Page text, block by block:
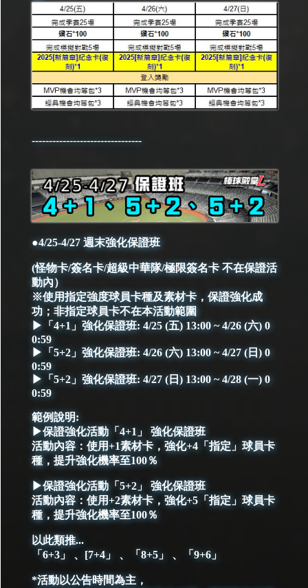
--------------------------------
●4/25-4/27 週末強化保證班
(怪物卡/簽名卡/超級中華隊/極限簽名卡 不在保證活
動內）
※使用指定強度球員卡種及素材卡，保證強化成
功；非指定球員卡不在本活動範圍
▶「4+1」強化保證班: 4/25 (五) 13:00 ~ 4/26 (六) 0
0:59
▶「5+2」強化保證班: 4/26 (六) 13:00 ~ 4/27 (日) 0
0:59
▶「5+2」強化保證班: 4/27 (日) 13:00 ~ 4/28 (一) 0
0:59
範例說明:
▶保證強化活動「4+1」 強化保證班
活動內容：使用+1素材卡，強化+4「指定」球員卡
種，提升強化機率至100％
▶保證強化活動「5+2」 強化保證班
活動內容：使用+2素材卡，強化+5「指定」球員卡
種，提升強化機率至100％
以此類推...
「6+3」 、[7+4」 、「8+5」 、「9+6」
*活動以公告時間為主，